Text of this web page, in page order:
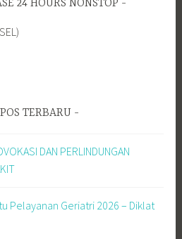
24 HOURS NONSTOP
TERBARU
DAN PERLINDUNGAN
Pelayanan Geriatri 2026 – Diklat